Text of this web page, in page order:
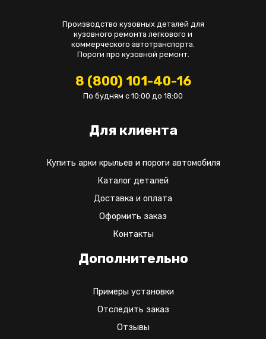
Производство кузовных деталей для
кузовного ремонта легкового и
коммерческого автотранспорта.
Пороги про кузовной ремонт.
8 (800) 101-40-16
По будням с 10:00 до 18:00
Для клиента
Купить арки крыльев и пороги автомобиля
Каталог деталей
Доставка и оплата
Оформить заказ
Контакты
Дополнительно
Примеры установки
Отследить заказ
Отзывы